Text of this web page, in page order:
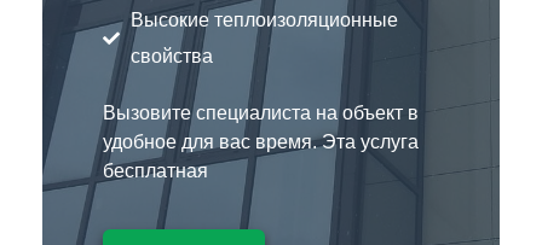
Высокие теплоизоляционные
свойства
Вызовите специалиста на объект в
удобное для вас время. Эта услуга
бесплатная